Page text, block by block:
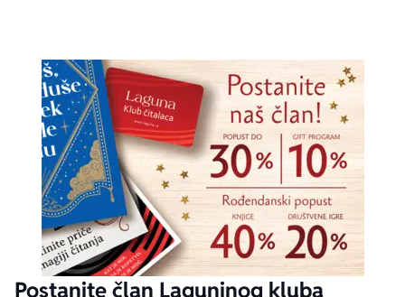
Postanite član Laguninog kluba